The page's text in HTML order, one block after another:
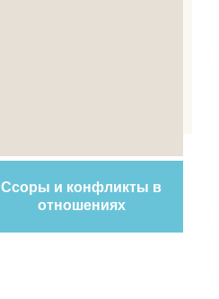
Ссоры и конфликты в
отношениях